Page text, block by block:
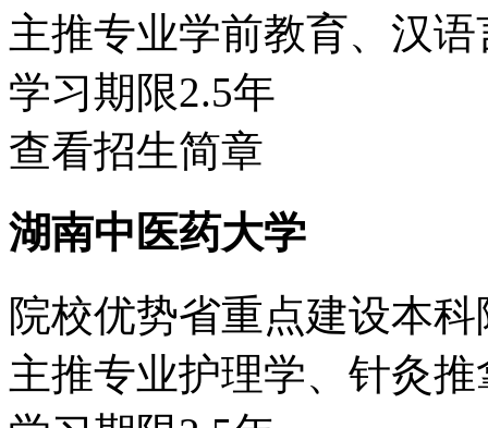
主推专业学前教育、汉语
学习期限2.5年
查看招生简章
湖南中医药大学
院校优势省重点建设本科
主推专业护理学、针灸推